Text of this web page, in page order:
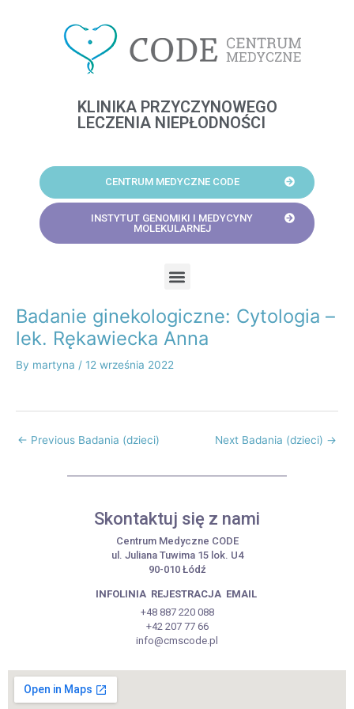
KLINIKA PRZYCZYNOWEGO
LECZENIA NIEPŁODNOŚCI
CENTRUM MEDYCZNE CODE
INSTYTUT GENOMIKI I MEDYCYNY
MOLEKULARNEJ
Badanie ginekologiczne: Cytologia –
lek. Rękawiecka Anna
By martyna / 12 września 2022
Post
navigation
← Previous Badania (dzieci) Next Badania (dzieci) →
Skontaktuj się z nami
Centrum Medyczne CODE
ul. Juliana Tuwima 15 lok. U4
90-010 Łódź
INFOLINIA REJESTRACJA EMAIL
+48 887 220 088
+42 207 77 66
info@cmscode.pl